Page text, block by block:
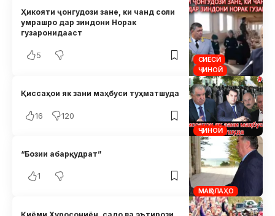
СИЁСӢ
ҶИНОӢ
Ҳикояти ҷонгудози зане, ки чанд соли
умрашро дар зиндони Норак
гузаронидааст
5
ҶИНОӢ
Қиссаҳои як зани маҳбуси туҳматшуда
16 120
МАҚОЛАҲО
“Бозии абарқудрат”
1